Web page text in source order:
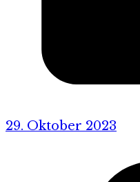
29. Oktober 2023